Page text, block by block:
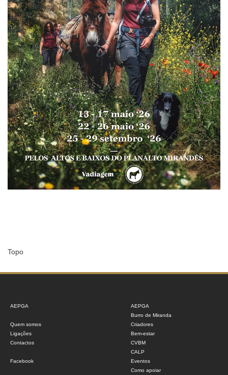
Topo
AEPGA
Quem somos
Ligações
Contactos
Facebook
AEPGA
Burro de Miranda
Criadores
Bem-estar
CVBM
CALP
Eventos
Como apoiar